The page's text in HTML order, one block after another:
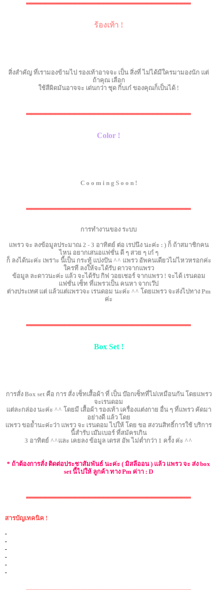
ร้องเท้า !
สิ่งสำคัญ ที่เรามองข้ามไป รองเท้าอาจจะ เป็น สิ่งที่ ไม่ได้มีใครมามองนัก แต่
ถ้าคุณ เลือก
ใช้สีผิดมันอาจจะ เด่นกว่า ชุด กิ๋บเก๋ ของคุณก็เป็นได้ !
▂▂▂▂▂▂▂▂▂▂▂▂▂▂▂▂▂▂▂▂▂▂▂▂▂▂▂▂▂▂▂▂▂▂
Color !
C o o m i n g S o o n !
▂▂▂▂▂▂▂▂▂▂▂▂▂▂▂▂▂▂▂▂▂▂▂▂▂▂▂▂▂▂▂▂▂▂
การทำงานของ ระบบ
แพรว จะ ลงข้อมูลประมาณ 2 - 3 อาทิตย์ ต่อ เรปนึง นะค่ะ : ) ก็ ถ้าสมาชิกคน
ไหน อยากเสนอแฟชั่น ดี ๆ สวย ๆ เก๋ ๆ
ก็ ลงได้นะค่ะ เพราะ นี้เป็น กระทู้ แบ่งปัน ^^ แพรว อัพคนเดียวไม่ไหวหรอกค่ะ
ใครที ลงให้จะได้รับ ดาวจากแพรว
ข้อมูล ละดาวนะค่ะ แล้ว จะได้รับ กิฟ วอยเชอร์ จากแพรว ! จะได้ เรนดอม
แฟชั่น เซ็ท ที่แพรวเป็น คนหา จากเว๊ป
ต่างประเทศ แต่ แล้วแต่แพรวจะ เรนดอม นะค่ะ ^^ โดยแพรว จะส่งไปทาง Pm
ค่ะ
▂▂▂▂▂▂▂▂▂▂▂▂▂▂▂▂▂▂▂▂▂▂▂▂▂▂▂▂▂▂▂▂▂▂
Box Set !
การสั่ง Box set คือ การ สั่ง เซ็ทเสื้อผ้า ที่ เป็น บ๊อกเซ็ทที่ไม่เหมือนกัน โดยแพรว
จะเรนดอม
แต่ละกล่อง นะค่ะ ^^ โดยมี เสื้อผ้า รองเท้า เครื่องแต่งกาย อื่น ๆ ที่แพรว คัดมา
อย่างดี แล้ว โดย
แพรว ขอย้ำนะค่ะว่า แพรว จะ เรนดอม ไปให้ โดย ขอ สงวนสิทธิ์การใช้ บริการ
นี้สำรับ เม๊มเบอร์ ที่สมัครเกิน
3 อาทิตย์ ^^และ เคยลง ข้อมูล เดรส อัพ ไม่ต่ำกว่า 1 ครั้ง ค่ะ ^^
* ถ้าต้องการสั่ง ติดต่อประชาสัมพันธ์ นะค่ะ ( มิสลีออน ) แล้ว แพรว จะ ส่ง box
set นี้ไปให้ ลูกค้า ทาง Pm ค่าา : D
▂▂▂▂▂▂▂▂▂▂▂▂▂▂▂▂▂▂▂▂▂▂▂▂▂▂▂▂▂▂▂▂▂▂
สารบัญเทคนิค !
-
-
-
-
-
-
▂▂▂▂▂▂▂▂▂▂▂▂▂▂▂▂▂▂▂▂▂▂▂▂▂▂▂▂▂▂▂▂▂▂